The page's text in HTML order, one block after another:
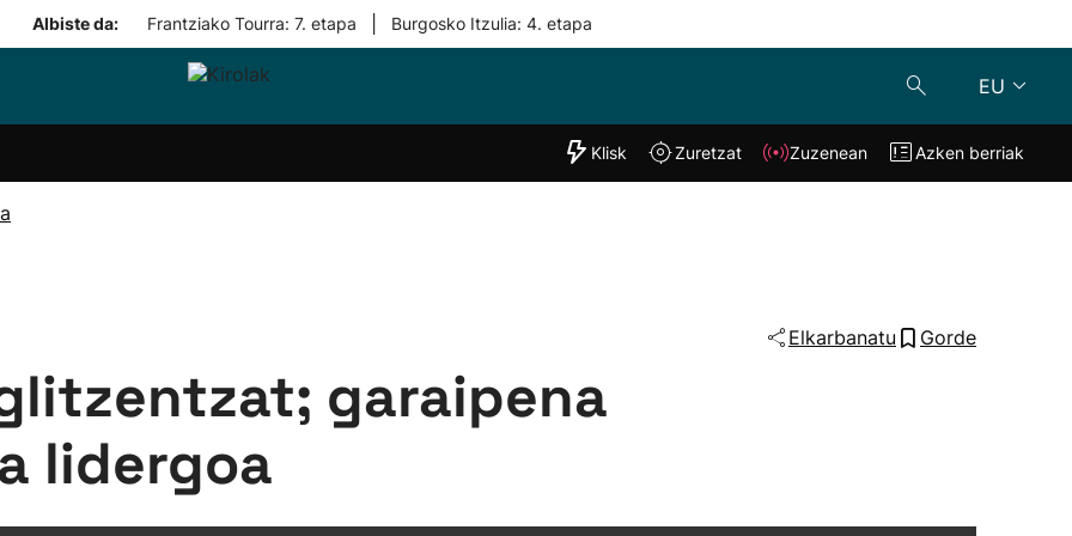
Albiste da: Frantziako Tourra: 7. etapa Burgosko Itzulia: 4. etapa
EU
Taldeak
"Helmuga"
Klisk Zuzenean
Klisk Zuretzat Zuzenean Azken berriak
Elkarbanatu Gorde
garaipena
lidergoa